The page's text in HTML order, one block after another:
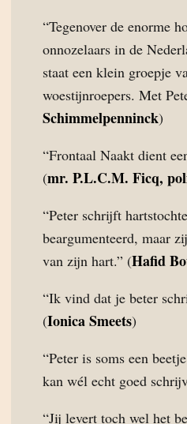
“Tegenover de enorme
onnozelaars in de
staat een klein groepje
woestijnroepers. Met
Schimmelpenninck)
“Frontaal Naakt dient
(mr. P.L.C.M. Ficq,
“Peter schrijft
beargumenteerd, maar
van zijn hart.” (Hafid
“Ik vind dat je beter
(Ionica Smeets)
“Peter is soms een
kan wél echt goed
“Jij levert toch wel het